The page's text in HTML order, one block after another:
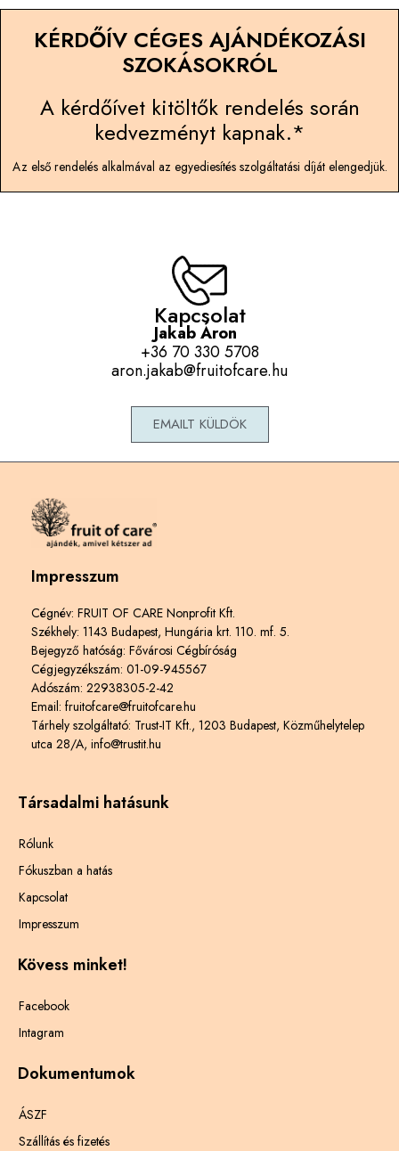
KÉRDŐÍV CÉGES AJÁNDÉKOZÁSI
SZOKÁSOKRÓL
A kérdőívet kitöltők rendelés során
kedvezményt kapnak.*
Az első rendelés alkalmával az egyediesítés szolgáltatási díját elengedjük.
Kapcsolat
Jakab Áron
+36 70 330 5708
aron.jakab@fruitofcare.hu
EMAILT KÜLDÖK
Impresszum
Cégnév: FRUIT OF CARE Nonprofit Kft.
Székhely: 1143 Budapest, Hungária krt. 110. mf. 5.
Bejegyző hatóság: Fővárosi Cégbíróság
Cégjegyzékszám: 01-09-945567
Adószám: 22938305-2-42
Email: fruitofcare@fruitofcare.hu
Tárhely szolgáltató: Trust-IT Kft., 1203 Budapest, Közműhelytelep
utca 28/A, info@trustit.hu
Társadalmi hatásunk
Rólunk
Fókuszban a hatás
Kapcsolat
Impresszum
Kövess minket!
Facebook
Intagram
Dokumentumok
ÁSZF
Szállítás és fizetés